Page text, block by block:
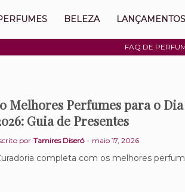
BELEZA LANÇAMENTOS
FAQ DE
Melhores Perfumes para o
Guia de Presentes
por Tamires Diseró - maio 17, 2026
completa com os melhores